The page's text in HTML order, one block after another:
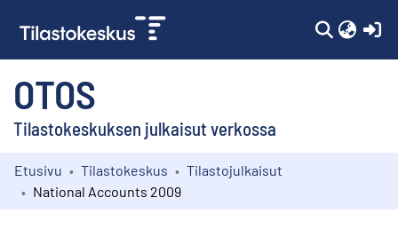
OTOS
Tilastokeskuksen julkaisut verkossa
Kokoelmat
Etusivu Tilastokeskus
Tilastojulkaisut
National Accounts 2009